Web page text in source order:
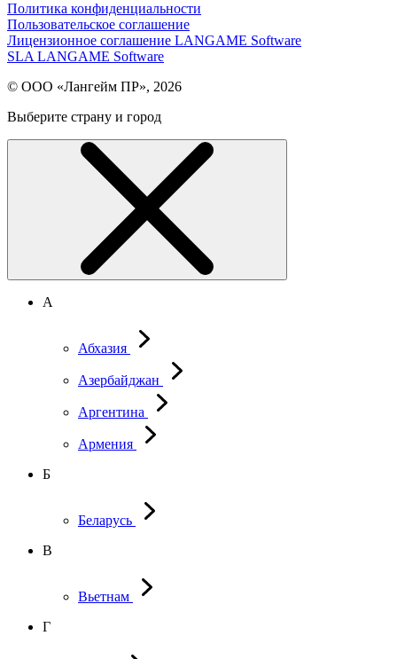
Политика конфиденциальности
Пользовательское соглашение
Лицензионное соглашение LANGAME Software
SLA LANGAME Software
© ООО «Лангейм ПР», 2026
Выберите страну и город
А
Абхазия
Азербайджан
Аргентина
Армения
Б
Беларусь
В
Вьетнам
Г